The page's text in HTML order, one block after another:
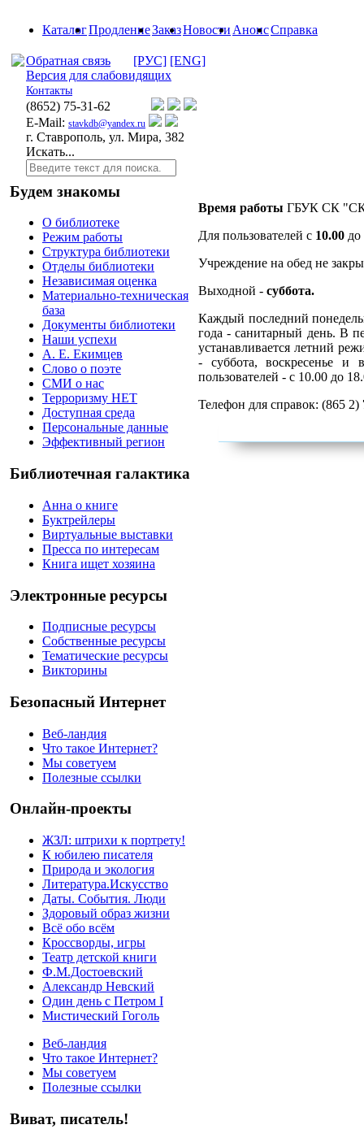
КаталогПродлениеЗаказНовости АнонсСправка
Обратная связь [РУС] [ENG]
Версия для слабовидящих
Контакты
(8652) 75-31-62
E-Mail: stavkdb@yandex.ru
г. Ставрополь, ул. Мира, 382
Искать...
Будем знакомы
О библиотеке
Режим работы
Структура библиотеки
Отделы библиотеки
Независимая оценка
Материально-техническая
база
Документы библиотеки
Наши успехи
А. Е. Екимцев
Слово о поэте
СМИ о нас
Терроризму НЕТ
Доступная среда
Персональные данные
Эффективный регион
Библиотечная галактика
Анна о книге
Буктрейлеры
Виртуальные выставки
Пресса по интересам
Книга ищет хозяина
Электронные ресурсы
Подписные ресурсы
Собственные ресурсы
Тематические ресурсы
Викторины
Безопасный Интернет
Веб-ландия
Что такое Интернет?
Мы советуем
Полезные ссылки
Онлайн-проекты
ЖЗЛ: штрихи к портрету!
К юбилею писателя
Природа и экология
Литература.Искусство
Даты. События. Люди
Здоровый образ жизни
Всё обо всём
Кроссворды, игры
Театр детской книги
Ф.М.Достоевский
Александр Невский
Один день с Петром I
Мистический Гоголь
Веб-ландия
Что такое Интернет?
Мы советуем
Полезные ссылки
Виват, писатель!
Время работы ГБУК СК
Для пользователей с 10.00 до
Учреждение на обед не
Выходной - суббота.
Каждый последний
года - санитарный день. В
устанавливается летний
- суббота, воскресенье
пользователей - с 10.00 до
Телефон для справок: (865 2)